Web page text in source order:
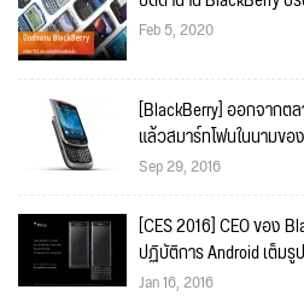
Feb 5, 2020
[BlackBerry] ออกจากตล
แล้วสมาร์ทโฟนในนามขอ
Sep 29, 2016
[CES 2016] CEO ของ
ปฏิบัติการ Android เต็ม
Jan 16, 2016